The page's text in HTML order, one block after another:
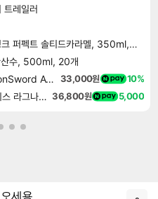
레일러
펙트 솔티드카라멜, 350ml, 24개
산수, 500ml, 20개
드래곤소드 어웨이크닝 DragonSword Awakening 33,000원 10%
그랑블루 판타지 리링크 엔드리스 라그나로크 업그레이드 킷 Granblue Fantasy Relink Endless Ragnarok Upgrade Kit DLC 36,800원 5,000
세용